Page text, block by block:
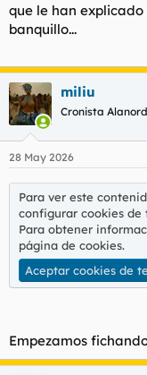
que le han
banquillo...
miliu
Cronista
28 May 2026
Para ver este
configurar cookies de
Para obtener
página de cookies.
Aceptar cookies de
Empezamos